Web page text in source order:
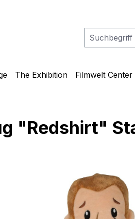
The Exhibition Filmwelt
"Redshirt"